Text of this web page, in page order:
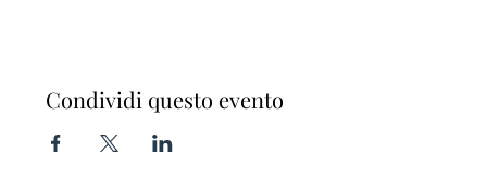
Condividi questo evento